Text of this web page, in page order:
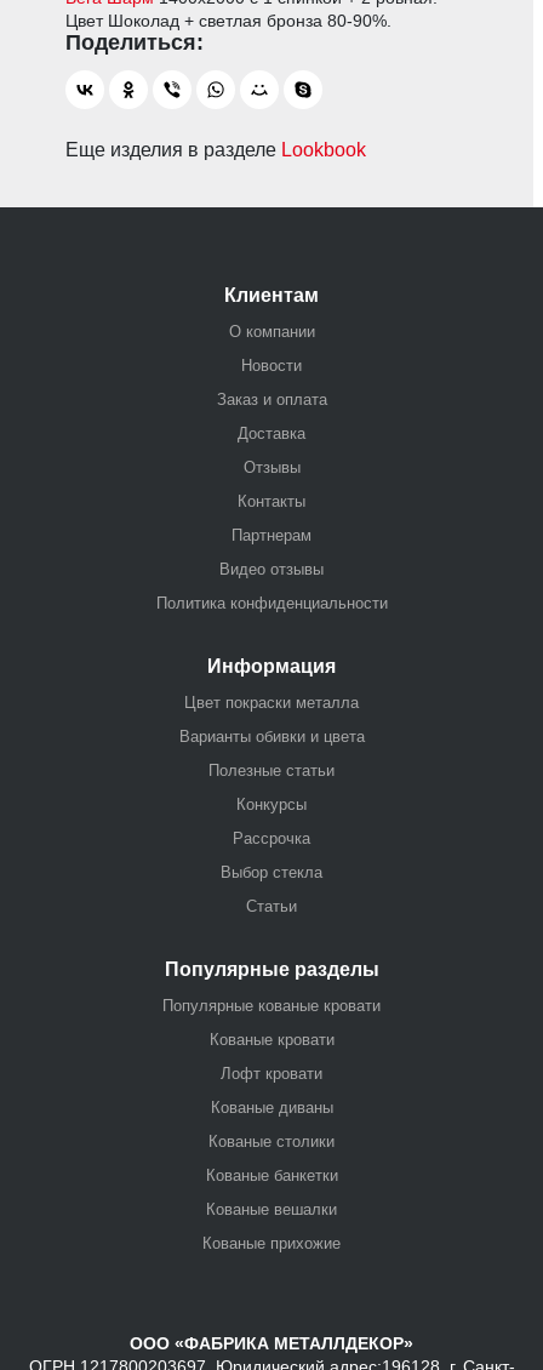
Цвет Шоколад + светлая бронза 80-90%.
Еще изделия в разделе Lookbook
Клиентам
О компании
Новости
Заказ и оплата
Доставка
Отзывы
Контакты
Партнерам
Видео отзывы
Политика конфиденциальности
Информация
Цвет покраски металла
Варианты обивки и цвета
Полезные статьи
Конкурсы
Рассрочка
Выбор стекла
Статьи
Популярные разделы
Популярные кованые кровати
Кованые кровати
Лофт кровати
Кованые диваны
Кованые столики
Кованые банкетки
Кованые вешалки
Кованые прихожие
ООО «ФАБРИКА МЕТАЛЛДЕКОР»